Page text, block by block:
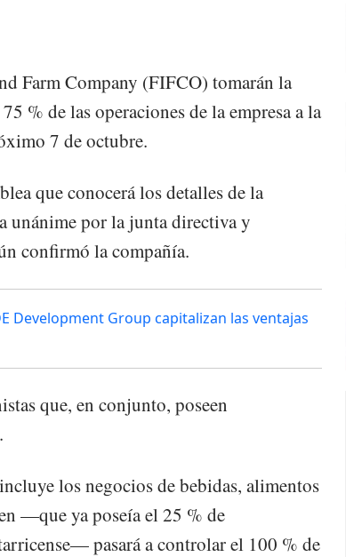
Farm Company (FIFCO) tomarán la
% de las operaciones de la empresa a la
7 de octubre.
que conocerá los detalles de la
unánime por la junta directiva y
confirmó la compañía.
Development Group capitalizan las ventajas
que, en conjunto, poseen
los negocios de bebidas, alimentos
—que ya poseía el 25 % de
pasará a controlar el 100 % de